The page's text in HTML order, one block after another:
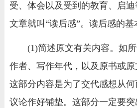
受、体会以及受到的教育、启
文章就叫“读后感”。读后感的基
(1)简述原文有关内容。如所
作者、写作年代，以及原书或
这部分内容是为了交代感想从
议论作好铺垫。这部分一定要